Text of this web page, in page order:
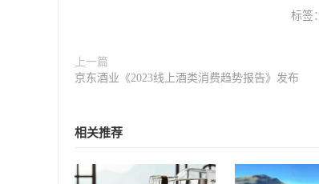
标签：
上一篇
京东酒业《2023线上酒类消费趋势报告》发布
相关推荐